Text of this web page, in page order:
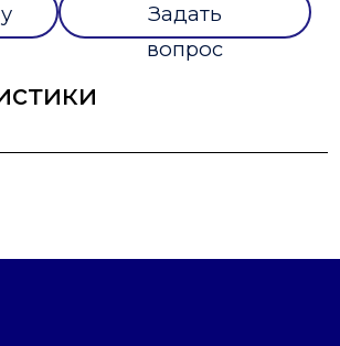
Задать
вопрос